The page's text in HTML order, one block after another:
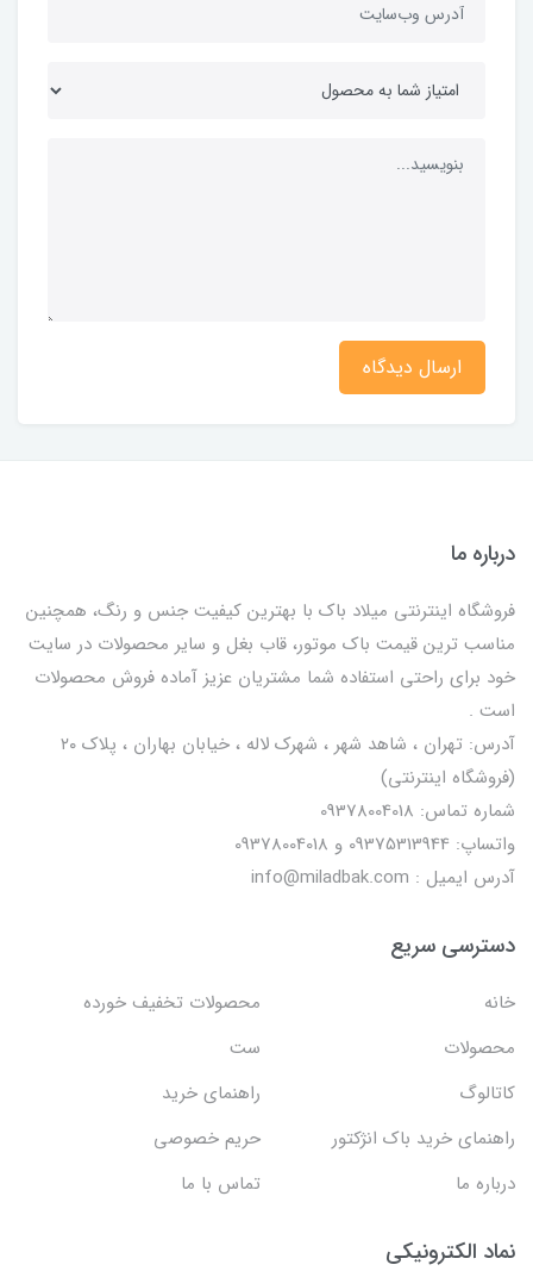
ارسال دیدگاه
درباره ما
فروشگاه اینترنتی میلاد باک با بهترین کیفیت جنس و رنگ، همچنین
مناسب ترین قیمت باک موتور، قاب بغل و سایر محصولات در سایت
خود برای راحتی استفاده شما مشتریان عزیز آماده فروش محصولات
است .
آدرس: تهران ، شاهد شهر ، شهرک لاله ، خیابان بهاران ، پلاک ۲۰
(فروشگاه اینترنتی)
شماره تماس: 09378004018
واتساپ: 09375313944 و 09378004018
آدرس ایمیل : info@miladbak.com
دسترسی سریع
خانه
محصولات تخفیف خورده
محصولات
ست
کاتالوگ
راهنمای خرید
راهنمای خرید باک انژکتور
حریم خصوصی
درباره ما
تماس با ما
نماد الکترونیکی